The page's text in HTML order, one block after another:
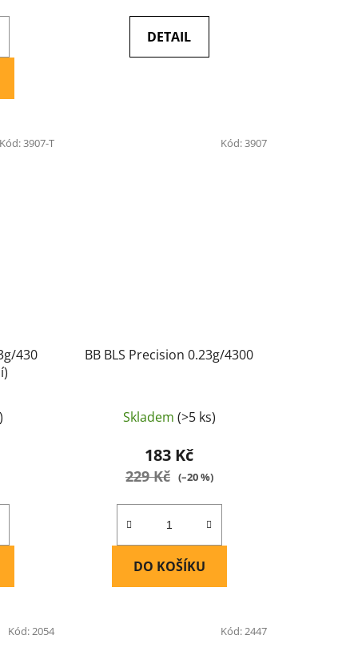
DETAIL
430
Kód:3907-T
BB BLS Precision 0.23g/4300
Skladem (>5 ks)
183 Kč
229 Kč (–20 %)
DO KOŠÍKU
Kód:3907
Kód:2054 Kód:2447